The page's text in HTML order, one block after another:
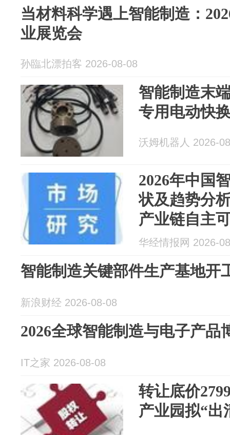
当材料科学遇上智能制造：
业展览会
孙臨北漂拍客 2026-08-08
智能制造末
专用电动快
沃姆机器人 2026-
2026年中国
状及趋势分
产业链自主
华经情报网 2026-
智能制造关键部件生产基地开
新浪财经 2026-08-08
2026全球智能制造与电子产品
IT之家 2026-08-08
转让底价
产业园拟“出